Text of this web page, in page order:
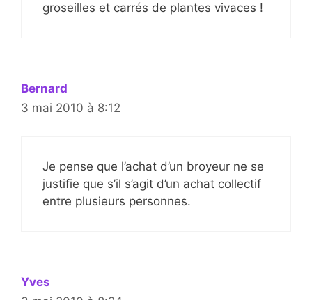
groseilles et carrés de plantes vivaces !
Bernard
3 mai 2010 à 8:12
Je pense que l’achat d’un broyeur ne se
justifie que s’il s’agit d’un achat collectif
entre plusieurs personnes.
Yves